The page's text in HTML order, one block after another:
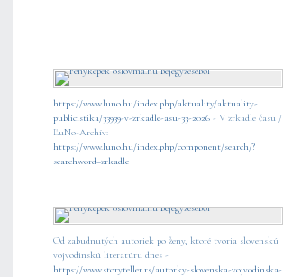
https://www.luno.hu/index.php/aktuality/aktuality-
publicistika/33939-v-zrkadle-asu-33-2026 - V zrkadle času /
ĽuNo-Archív:
https://www.luno.hu/index.php/component/search/?
searchword=zrkadle
Od zabudnutých autoriek po ženy, ktoré tvoria slovenskú
vojvodinskú literatúru dnes -
https://www.storyteller.rs/autorky-slovenska-vojvodinska-